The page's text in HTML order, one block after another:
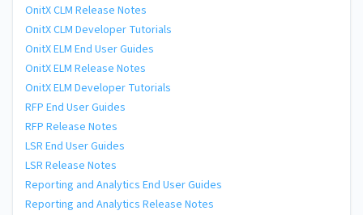
OnitX CLM Release Notes
OnitX CLM Developer Tutorials
OnitX ELM End User Guides
OnitX ELM Release Notes
OnitX ELM Developer Tutorials
RFP End User Guides
RFP Release Notes
LSR End User Guides
LSR Release Notes
Reporting and Analytics End User Guides
Reporting and Analytics Release Notes